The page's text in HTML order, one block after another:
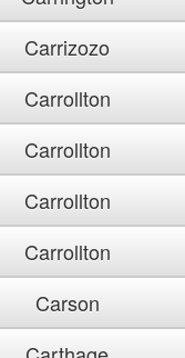
Carrizozo
Carrollton
Carrollton
Carrollton
Carrollton
Carson